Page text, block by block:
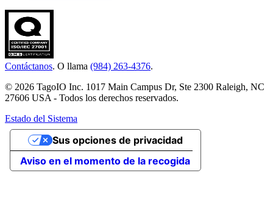
Contáctanos. O llama (984) 263-4376.
© 2026 TagoIO Inc. 1017 Main Campus Dr, Ste 2300 Raleigh, NC
27606 USA - Todos los derechos reservados.
Estado del Sistema
Aviso en el momento de la recogida
Sus opciones de privacidad